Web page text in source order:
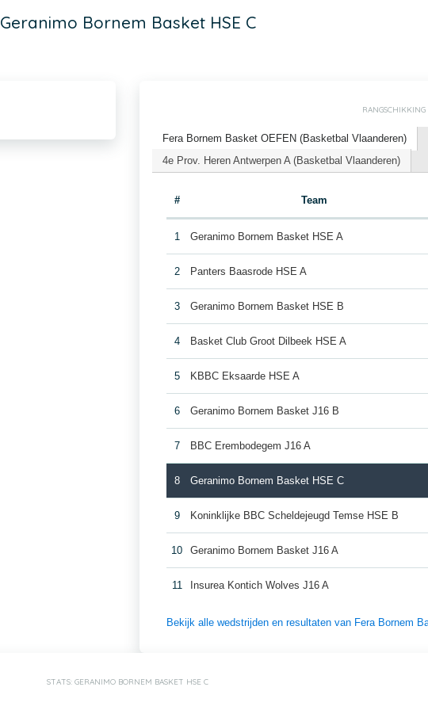
Geranimo Bornem Basket HSE C
RANGSCHIKKING
Fera Bornem Basket OEFEN (Basketbal Vlaanderen)
4e Prov. Heren Antwerpen A (Basketbal Vlaanderen)
# Team
1 Geranimo Bornem Basket HSE A
2 Panters Baasrode HSE A
3 Geranimo Bornem Basket HSE B
4 Basket Club Groot Dilbeek HSE A
5 KBBC Eksaarde HSE A
6 Geranimo Bornem Basket J16 B
7 BBC Erembodegem J16 A
8 Geranimo Bornem Basket HSE C
9 Koninklijke BBC Scheldejeugd Temse HSE B
10 Geranimo Bornem Basket J16 A
11 Insurea Kontich Wolves J16 A
Bekijk alle wedstrijden en resultaten van Fera Bornem
STATS: GERANIMO BORNEM BASKET HSE C